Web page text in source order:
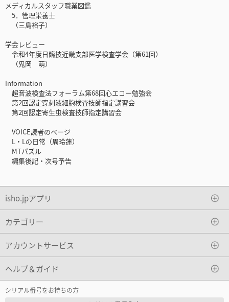
メディカルスタッフ職業図鑑
5．管理栄養士
（三島裕子）
学会レビュー
令和4年度日臨技近畿支部医学検査学会（第61回）
（鬼岡 萌）
Information
超音波検査法フォーラム第68回心エコー勉強会
第2回認定穿刺液細胞検査技師指定講習会
第2回認定寄生虫検査技師指定講習会
VOICE読者のページ
L・Lの日常（周玲蓮）
MTパズル
編集後記・次号予告
isho.jpアプリ
カテゴリー
アカウントサービス
ヘルプ＆ガイド
シリアル番号をお持ちの方